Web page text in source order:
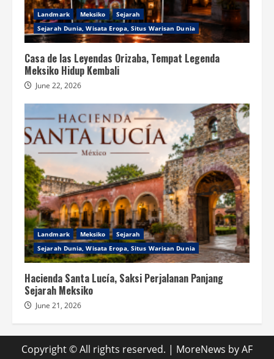
Landmark Meksiko
Sejarah
Sejarah Dunia, Wisata Eropa, Situs Warisan Dunia
Casa de las Leyendas Orizaba, Tempat Legenda
Meksiko Hidup Kembali
June 22, 2026
Landmark Meksiko
Sejarah
Sejarah Dunia, Wisata Eropa, Situs Warisan Dunia
Hacienda Santa Lucía, Saksi Perjalanan Panjang
Sejarah Meksiko
June 21, 2026
Copyright © All rights reserved. | MoreNews by AF